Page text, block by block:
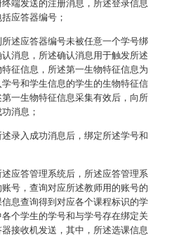
端发送的注册消息，所述登录信息
应答器编号；
述应答器编号未被任意一个学号绑
消息，所述确认消息用于触发所述
征信息，所述第一生物特征信息为
号和学生信息的学生的生物特征信
一生物特征信息采集有效后，向所
消息；
录入成功消息后，绑定所述学号和
应答管理系统后，所述应答管理系
号，查询对应所述教师用的账号的
息查询得到对应各个课程标识的学
个学生的学号和与学号存在绑定关
接收机发送，其中，所述选课信息